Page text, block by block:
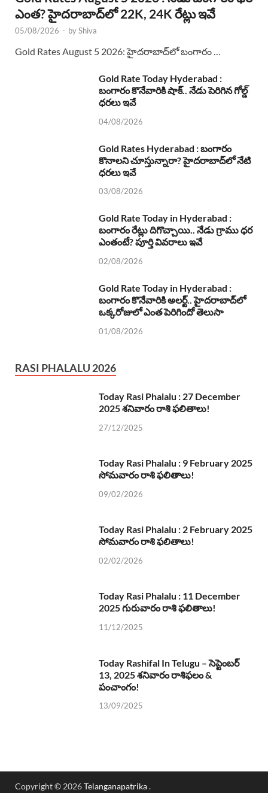
ఎంత? హైదరాబాద్‌లో 22K, 24K రేట్లు ఇవే
05/08/2026 - byShiva
Gold Rates August 5 2026: హైదరాబాద్‌లో బంగారం …
Gold Rate Today Hyderabad :
బంగారం కొనేవారికి షాక్.. నేడు పెరిగిన గోల్డ్
ధరలు ఇవే
04/08/2026
Gold Rates Hyderabad : బంగారం
కొనాలని చూస్తున్నారా? హైదరాబాద్‌లో నేటి
ధరలు ఇవే
03/08/2026
Gold Rate Today in Hyderabad :
బంగారం రేట్లు దిగొచ్చాయి.. నేడు గ్రాము ధర
ఎంతంటే? పూర్తి వివరాలు ఇవే
02/08/2026
Gold Rate Today in Hyderabad :
బంగారం కొనేవారికి అలర్ట్.. హైదరాబాద్‌లో
ఒక్కరోజులో ఎంత పెరిగిందో తెలుసా
01/08/2026
RASI PHALALU 2026
Today Rasi Phalalu : 27 December
2025 శనివారం రాశి ఫలితాలు!
27/12/2025
Today Rasi Phalalu : 9 February 2025
సోమవారం రాశి ఫలితాలు!
09/02/2026
Today Rasi Phalalu : 2 February 2025
సోమవారం రాశి ఫలితాలు!
02/02/2026
Today Rasi Phalalu : 11 December
2025 గురువారం రాశి ఫలితాలు!
11/12/2025
Today Rashifal In Telugu – సెప్టెంబర్
13, 2025 శనివారం రాశిఫలం &
పంచాంగం!
13/09/2025
Copyright © 2026Telanganapatrika.